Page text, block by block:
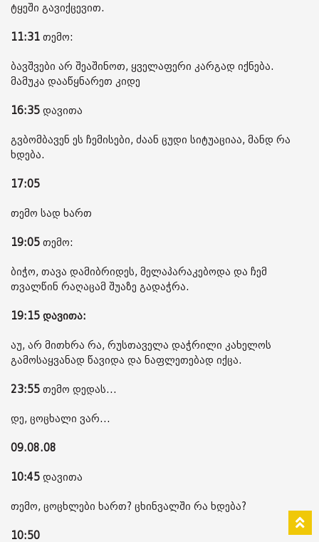
ტყეში გავიქცევით.
11:31 თემო:
ბავშვები არ შეაშინოთ, ყველაფერი კარგად იქნება.
მამუკა დააწყნარეთ კიდე
16:35 დავითა
გვბომბავენ ეს ჩემისები, ძაან ცუდი სიტუაციაა, მანდ რა
ხდება.
17:05
თემო სად ხართ
19:05 თემო:
ბიჭო, თავა დამიბრიდეს, მელაპარაკებოდა და ჩემ
თვალწინ რაღაცამ შუაზე გადაჭრა.
19:15 დავითა:
აუ, არ მითხრა რა, რუსთაველა დაჭრილი კახელოს
გამოსაყვანად წავიდა და ნაფლეთებად იქცა.
23:55 თემო დედას...
დე, ცოცხალი ვარ...
09.08.08
10:45 დავითა
თემო, ცოცხლები ხართ? ცხინვალში რა ხდება?
10:50